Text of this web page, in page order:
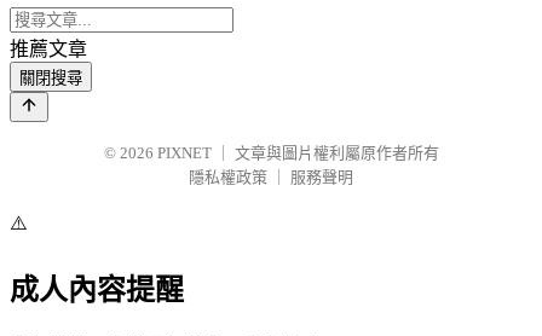
推薦文章
關閉搜尋
© 2026 PIXNET
文章與圖片權利屬原作者所有
隱私權政策
服務聲明
⚠️
成人內容提醒